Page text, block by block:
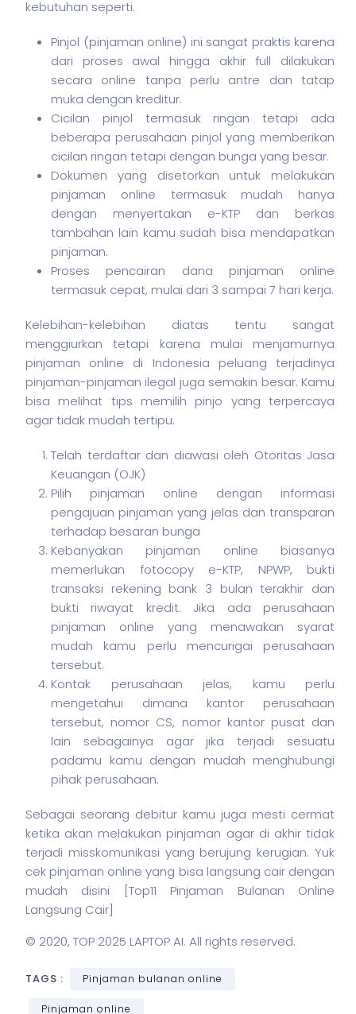
kebutuhan seperti.
Pinjol (pinjaman online) ini sangat praktis karena
dari proses awal hingga akhir full dilakukan
secara online tanpa perlu antre dan tatap
muka dengan kreditur.
Cicilan pinjol termasuk ringan tetapi ada
beberapa perusahaan pinjol yang memberikan
cicilan ringan tetapi dengan bunga yang besar.
Dokumen yang disetorkan untuk melakukan
pinjaman online termasuk mudah hanya
dengan menyertakan e-KTP dan berkas
tambahan lain kamu sudah bisa mendapatkan
pinjaman.
Proses pencairan dana pinjaman online
termasuk cepat, mulai dari 3 sampai 7 hari kerja.
Kelebihan-kelebihan diatas tentu sangat
menggiurkan tetapi karena mulai menjamurnya
pinjaman online di Indonesia peluang terjadinya
pinjaman-pinjaman ilegal juga semakin besar. Kamu
bisa melihat tips memilih pinjo yang terpercaya
agar tidak mudah tertipu.
Telah terdaftar dan diawasi oleh Otoritas Jasa
Keuangan (OJK)
Pilih pinjaman online dengan informasi
pengajuan pinjaman yang jelas dan transparan
terhadap besaran bunga
Kebanyakan pinjaman online biasanya
memerlukan fotocopy e-KTP, NPWP, bukti
transaksi rekening bank 3 bulan terakhir dan
bukti riwayat kredit. Jika ada perusahaan
pinjaman online yang menawakan syarat
mudah kamu perlu mencurigai perusahaan
tersebut.
Kontak perusahaan jelas, kamu perlu
mengetahui dimana kantor perusahaan
tersebut, nomor CS, nomor kantor pusat dan
lain sebagainya agar jika terjadi sesuatu
padamu kamu dengan mudah menghubungi
pihak perusahaan.
Sebagai seorang debitur kamu juga mesti cermat
ketika akan melakukan pinjaman agar di akhir tidak
terjadi misskomunikasi yang berujung kerugian. Yuk
cek pinjaman online yang bisa langsung cair dengan
mudah disini [Top11 Pinjaman Bulanan Online
Langsung Cair]
© 2020, TOP 2025 LAPTOP AI. All rights reserved.
TAGS : Pinjaman bulanan online
Pinjaman online